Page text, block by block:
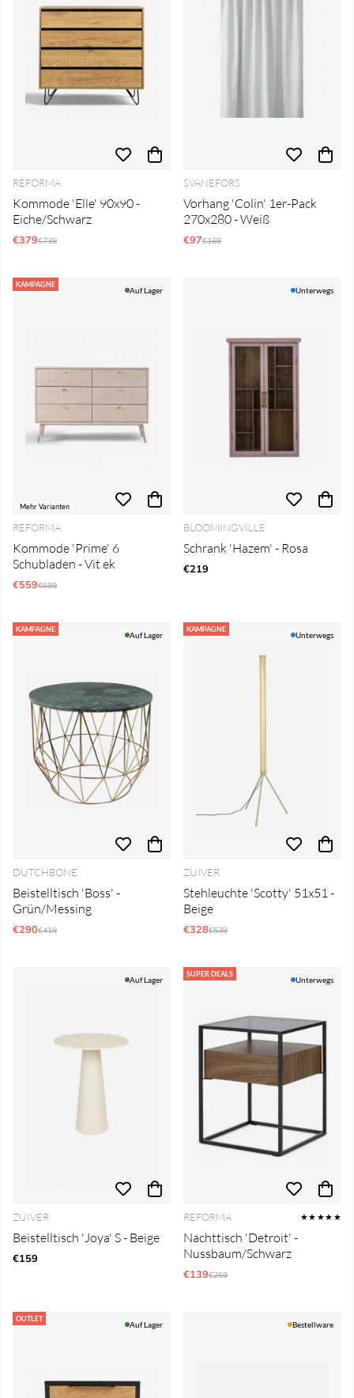
REFORMA
Kommode 'Elle' 90x90 -
Eiche/Schwarz
€379Regulärer Preis:
€739
SVANEFORS
Vorhang 'Colin' 1er-Pack
270x280 - Weiß
€97Regulärer Preis:
€169
KAMPAGNE
Mehr Varianten
Auf Lager
REFORMA
Kommode 'Prime' 6
Schubladen - Vit ek
€559Regulärer Preis:
€699
Unterwegs
BLOOMINGVILLE
Schrank 'Hazem' - Rosa
€219
KAMPAGNE
Auf Lager
DUTCHBONE
Beistelltisch 'Boss' -
Grün/Messing
€290Regulärer Preis:
€419
KAMPAGNE
Unterwegs
ZUIVER
Stehleuchte 'Scotty' 51x51 -
Beige
€328Regulärer Preis:
€539
Auf Lager
ZUIVER
Beistelltisch 'Joya' S - Beige
€159
SUPER DEALS
Unterwegs
REFORMA ★★★★★
Nachttisch 'Detroit' -
Nussbaum/Schwarz
€139Regulärer Preis:
€269
OUTLET
Auf Lager Bestellware